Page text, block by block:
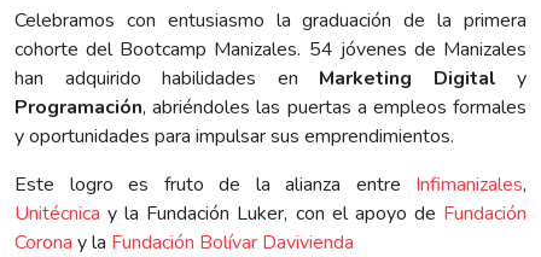
Celebramos con entusiasmo la graduación de la primera
cohorte del Bootcamp Manizales. 54 jóvenes de Manizales
han adquirido habilidades en Marketing Digital y
Programación, abriéndoles las puertas a empleos formales
y oportunidades para impulsar sus emprendimientos.
Este logro es fruto de la alianza entre Infimanizales,
Unitécnica y la Fundación Luker, con el apoyo de Fundación
Corona y la Fundación Bolívar Davivienda